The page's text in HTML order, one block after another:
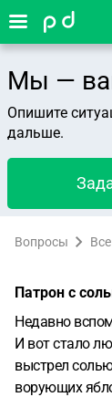
Мы —
Опишите
дальше.
Вопросы Все
Патрон с
Недавно
И вот стало
выстрел
ворующих